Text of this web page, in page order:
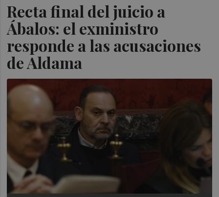
Recta final del juicio a
Ábalos: el exministro
responde a las acusaciones
de Aldama